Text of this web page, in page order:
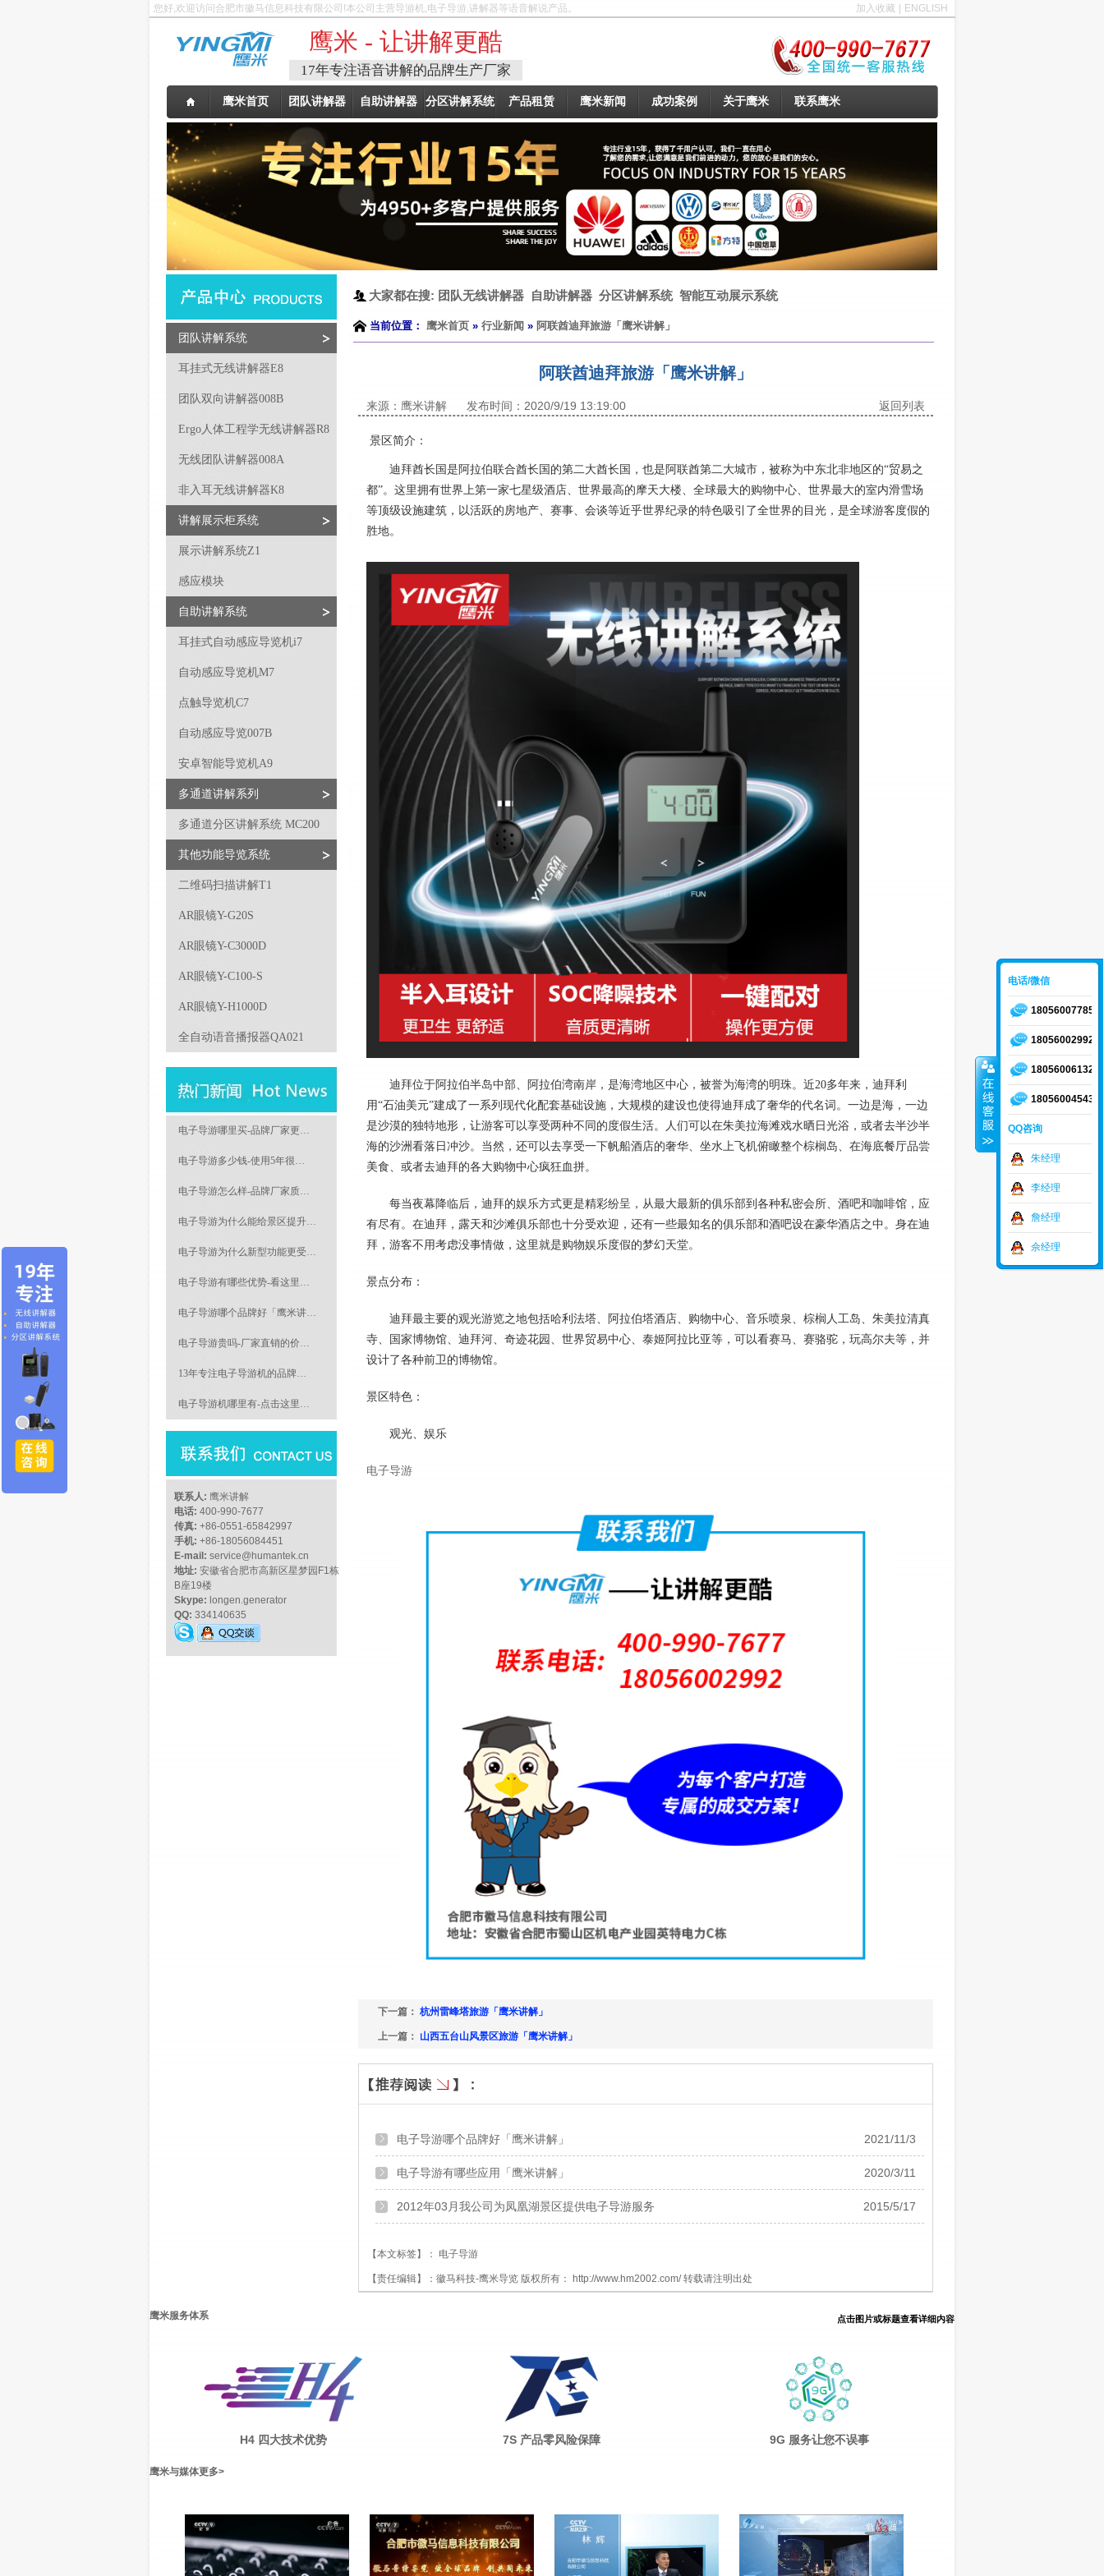
电话/微信
18056007785
18056002992
18056006132
18056004543
QQ咨询
朱经理
李经理
詹经理
佘经理
加入收藏 ENGLISH
您好,欢迎访问合肥市徽马信息科技有限公司!本公司主营导游机,电子导游,讲解器等语音解说产品。
鹰米 - 让讲解更酷
17年专注语音讲解的品牌生产厂家
鹰米首页 团队讲解器 自助讲解器 分区讲解系统 产品租赁 鹰米新闻 成功案例 关于鹰米 联系鹰米
团队讲解系统
耳挂式无线讲解器E8
团队双向讲解器008B
Ergo人体工程学无线讲解器R8
无线团队讲解器008A
非入耳无线讲解器K8
讲解展示柜系统
展示讲解系统Z1
感应模块
自助讲解系统
耳挂式自动感应导览机i7
自动感应导览机M7
点触导览机C7
自动感应导览007B
安卓智能导览机A9
多通道讲解系列
多通道分区讲解系统 MC200
其他功能导览系统
二维码扫描讲解T1
AR眼镜Y-G20S
AR眼镜Y-C3000D
AR眼镜Y-C100-S
AR眼镜Y-H1000D
全自动语音播报器QA021
电子导游哪里买-品牌厂家更…
电子导游多少钱-使用5年很…
电子导游怎么样-品牌厂家质…
电子导游为什么能给景区提升…
电子导游为什么新型功能更受…
电子导游有哪些优势-看这里…
电子导游哪个品牌好「鹰米讲…
电子导游贵吗-厂家直销的价…
13年专注电子导游机的品牌…
电子导游机哪里有-点击这里…
联系人: 鹰米讲解
电话: 400-990-7677
传真: +86-0551-65842997
手机: +86-18056084451
E-mail: service@humantek.cn
地址: 安徽省合肥市高新区星梦园F1栋
B座19楼
Skype: longen.generator
QQ: 334140635
大家都在搜: 团队无线讲解器 自助讲解器 分区讲解系统 智能互动展示系统
当前位置： 鹰米首页 » 行业新闻 » 阿联酋迪拜旅游「鹰米讲解」
阿联酋迪拜旅游「鹰米讲解」
来源：鹰米讲解 发布时间：2020/9/19 13:19:00 返回列表
景区简介：
迪拜酋长国是阿拉伯联合酋长国的第二大酋长国，也是阿联酋第二大城市，被称为中东北非地区的“贸易之
都”。这里拥有世界上第一家七星级酒店、世界最高的摩天大楼、全球最大的购物中心、世界最大的室内滑雪场
等顶级设施建筑，以活跃的房地产、赛事、会谈等近乎世界纪录的特色吸引了全世界的目光，是全球游客度假的
胜地。
迪拜位于阿拉伯半岛中部、阿拉伯湾南岸，是海湾地区中心，被誉为海湾的明珠。近20多年来，迪拜利
用“石油美元”建成了一系列现代化配套基础设施，大规模的建设也使得迪拜成了奢华的代名词。一边是海，一边
是沙漠的独特地形，让游客可以享受两种不同的度假生活。人们可以在朱美拉海滩戏水晒日光浴，或者去半沙半
海的沙洲看落日冲沙。当然，还可以去享受一下帆船酒店的奢华、坐水上飞机俯瞰整个棕榈岛、在海底餐厅品尝
美食、或者去迪拜的各大购物中心疯狂血拼。
每当夜幕降临后，迪拜的娱乐方式更是精彩纷呈，从最大最新的俱乐部到各种私密会所、酒吧和咖啡馆，应
有尽有。在迪拜，露天和沙滩俱乐部也十分受欢迎，还有一些最知名的俱乐部和酒吧设在豪华酒店之中。身在迪
拜，游客不用考虑没事情做，这里就是购物娱乐度假的梦幻天堂。
景点分布：
迪拜最主要的观光游览之地包括哈利法塔、阿拉伯塔酒店、购物中心、音乐喷泉、棕榈人工岛、朱美拉清真
寺、国家博物馆、迪拜河、奇迹花园、世界贸易中心、泰姬阿拉比亚等，可以看赛马、赛骆驼，玩高尔夫等，并
设计了各种前卫的博物馆。
景区特色：
观光、娱乐
电子导游
下一篇： 杭州雷峰塔旅游「鹰米讲解」
上一篇： 山西五台山风景区旅游「鹰米讲解」
2021/11/3
电子导游哪个品牌好「鹰米讲解」
2020/3/11
电子导游有哪些应用「鹰米讲解」
2015/5/17
2012年03月我公司为凤凰湖景区提供电子导游服务
【本文标签】： 电子导游
【责任编辑】： 徽马科技-鹰米导览 版权所有： http://www.hm2002.com/转载请注明出处
鹰米服务体系 点击图片或标题查看详细内容
H4 四大技术优势 7S 产品零风险保障 9G 服务让您不误事
鹰米与媒体更多>